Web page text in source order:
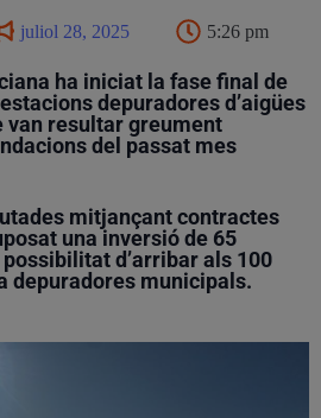
juliol 28, 2025 5:26 pm
ha iniciat la fase final de
depuradores d’aigües
van resultar greument
del passat mes
mitjançant contractes
una inversió de 65
d’arribar als 100
depuradores municipals.